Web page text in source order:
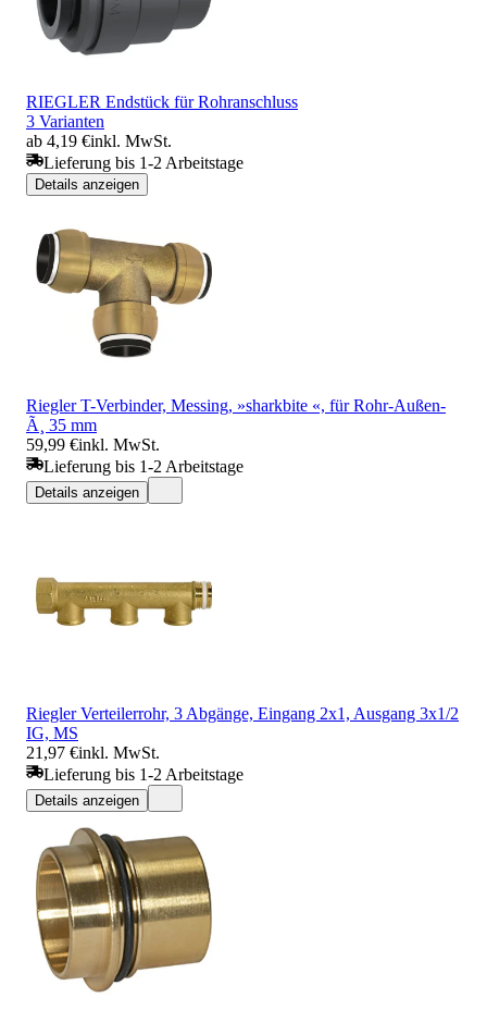
RIEGLER Endstück für Rohranschluss
3 Varianten
ab 4,19 €inkl. MwSt.
Lieferung bis 1-2 Arbeitstage
Details anzeigen
Riegler T-Verbinder, Messing, »sharkbite «, für Rohr-Außen-
Ã¸ 35 mm
59,99 €inkl. MwSt.
Lieferung bis 1-2 Arbeitstage
Details anzeigen
Riegler Verteilerrohr, 3 Abgänge, Eingang 2x1, Ausgang 3x1/2
IG, MS
21,97 €inkl. MwSt.
Lieferung bis 1-2 Arbeitstage
Details anzeigen